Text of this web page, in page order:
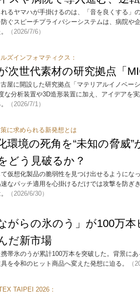
るヤマハが手掛けるのは、「音を良くする」
ぐスピーチプライバシーシステムは、病院や
（2026/7/6）
ズインフォマティクス：
次世代素材の研究拠点「
屋に開設した研究拠点「マテリアルイノベー
な分析装置や3D造形装置に加え、アイデアを
（2026/7/1）
に求められる新発想とは
環境の死角を“未知の脅
どう見破るか？
仮想化製品の脆弱性を見つけ出せるようにな
なパッチ適用を心掛けるだけでは攻撃を防ぎ
（2026/6/30）
ながらの氷のう」が100万
だ新市場
帯氷のうが累計100万本を突破した。背景に
を令和のヒット商品へ変えた発想に迫る。
（
TAIPEI 2026：